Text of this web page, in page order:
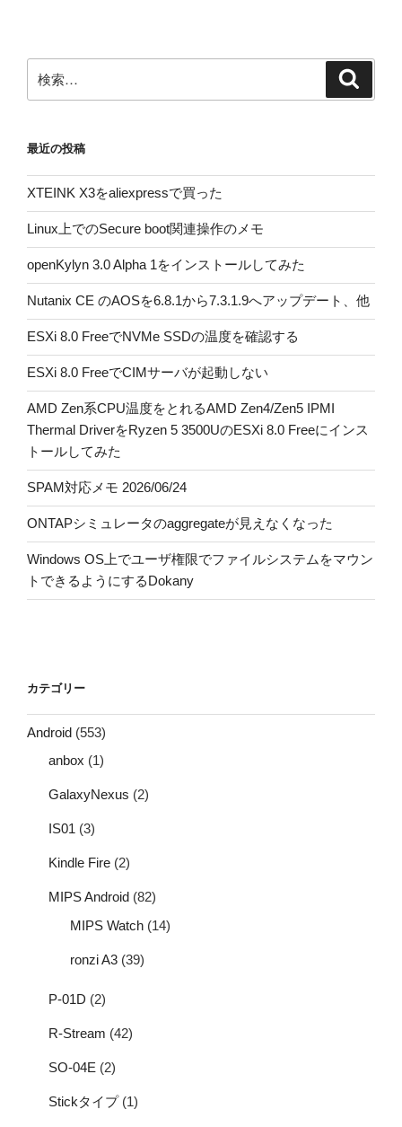
ン
索:
最近の投稿
XTEINK X3をaliexpressで買った
Linux上でのSecure boot関連操作のメモ
openKylyn 3.0 Alpha 1をインストールしてみた
Nutanix CE のAOSを6.8.1から7.3.1.9へアップデート、他
ESXi 8.0 FreeでNVMe SSDの温度を確認する
ESXi 8.0 FreeでCIMサーバが起動しない
AMD Zen系CPU温度をとれるAMD Zen4/Zen5 IPMI
Thermal DriverをRyzen 5 3500UのESXi 8.0 Freeにインス
トールしてみた
SPAM対応メモ 2026/06/24
ONTAPシミュレータのaggregateが見えなくなった
Windows OS上でユーザ権限でファイルシステムをマウン
トできるようにするDokany
カテゴリー
Android (553)
anbox (1)
GalaxyNexus (2)
IS01 (3)
Kindle Fire (2)
MIPS Android (82)
MIPS Watch (14)
ronzi A3 (39)
P-01D (2)
R-Stream (42)
SO-04E (2)
Stickタイプ(1)